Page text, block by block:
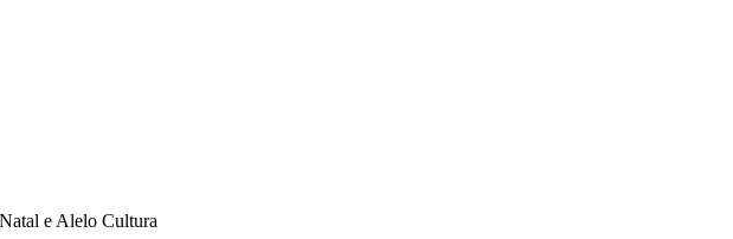
e Alelo Cultura